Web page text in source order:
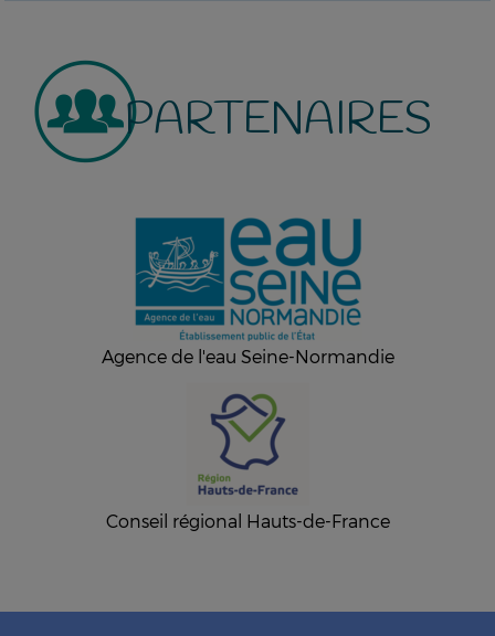
PARTENAIRES
Agence de l'eau Seine-Normandie
Conseil régional Hauts-de-France